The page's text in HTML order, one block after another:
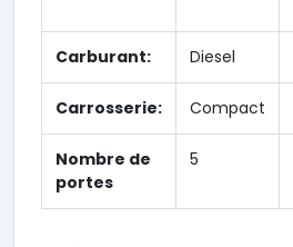
Carburant: Diesel
Carrosserie: Compact
Nombre de
portes
5